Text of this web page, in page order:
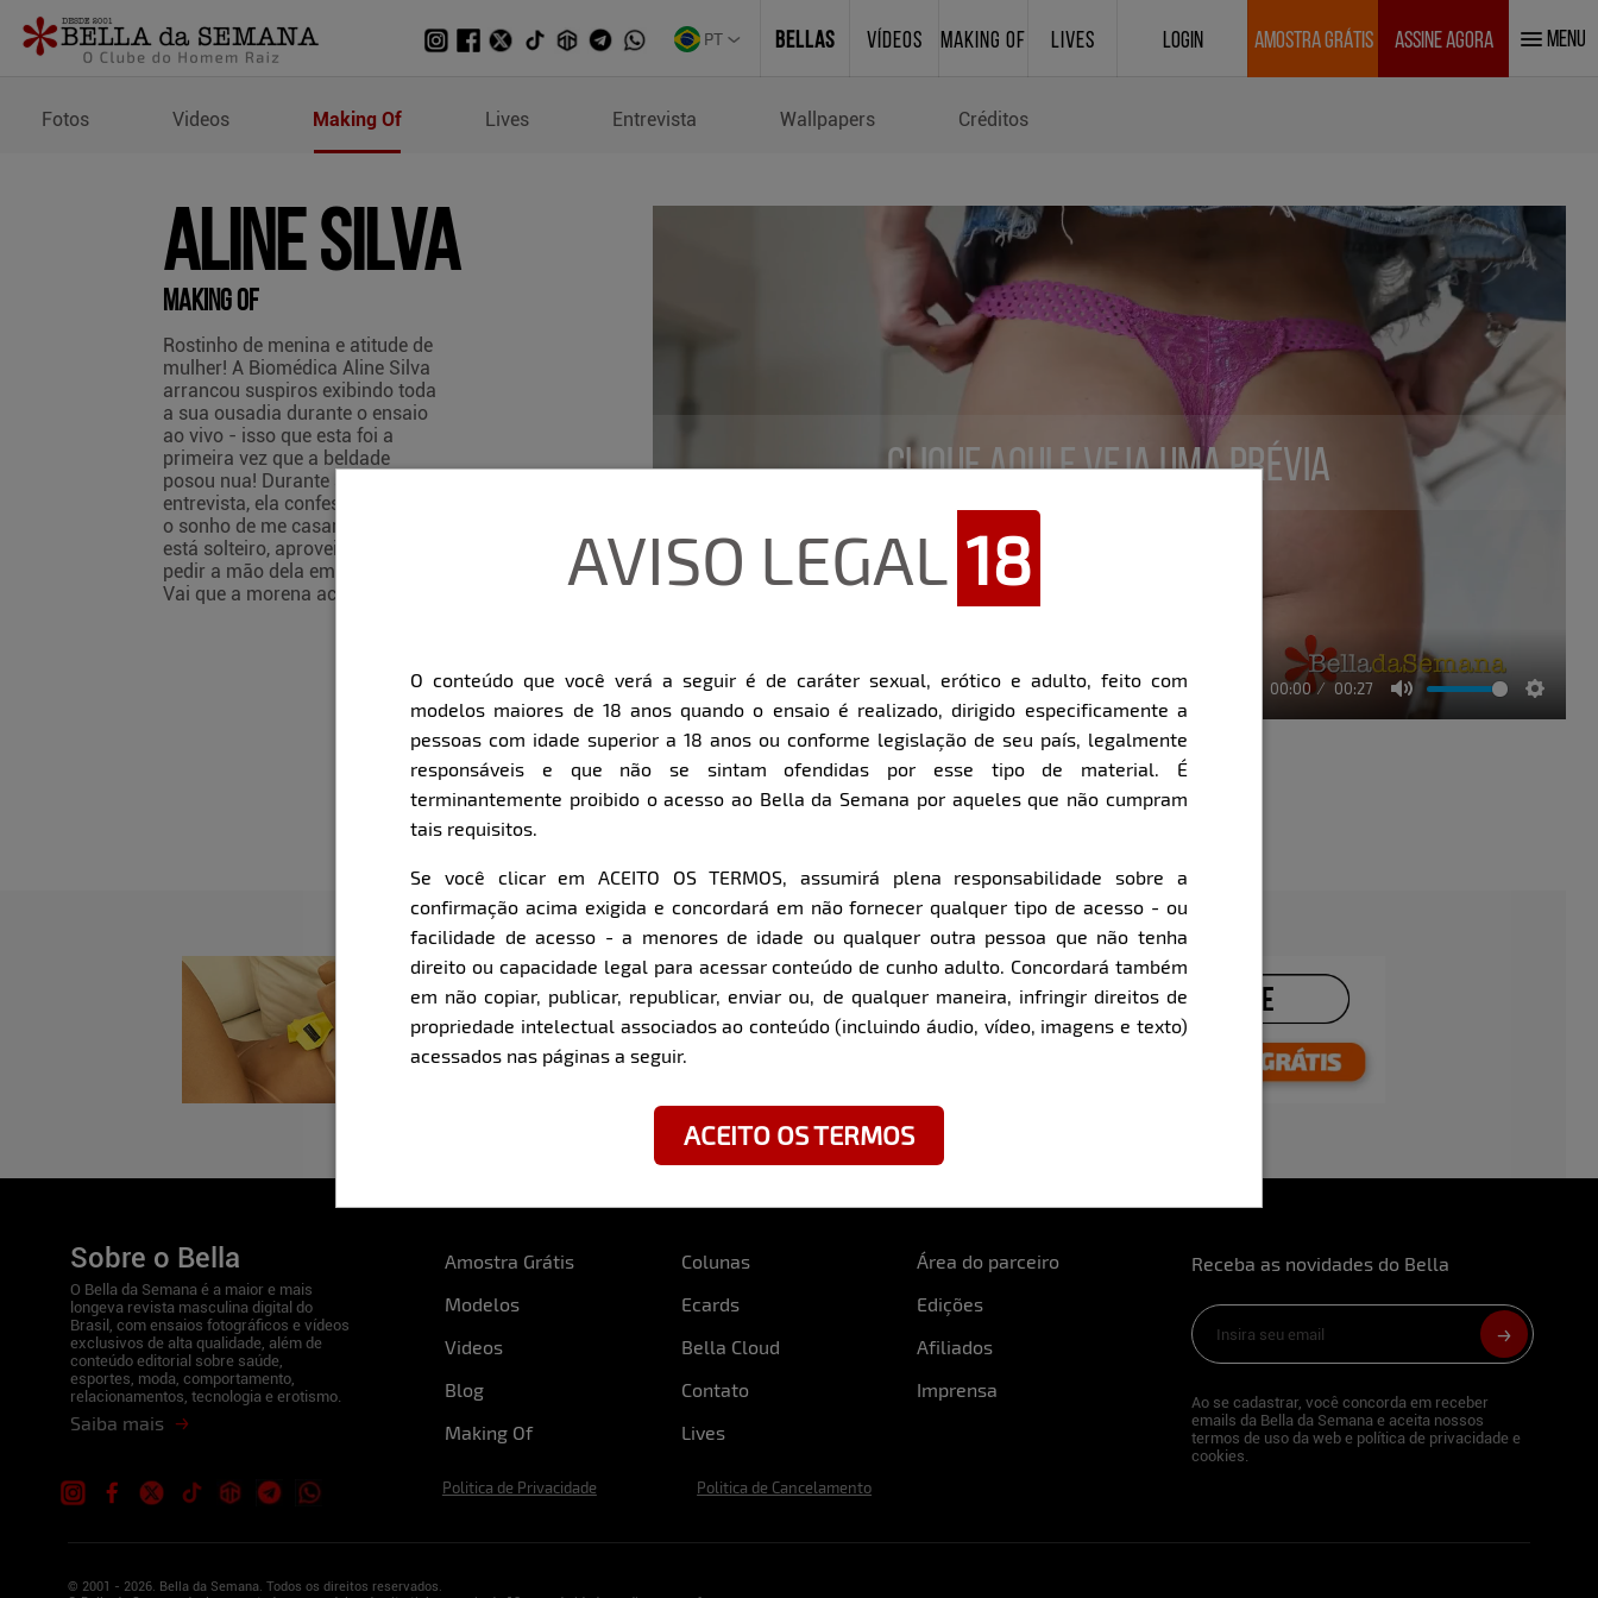
PT BELLAS VÍDEOS MAKING OF LIVES LOGIN AMOSTRA GRÁTIS ASSINE AGORA MENU
Making Of de Aline Silva
Fotos Videos Making Of Lives Entrevista Wallpapers Créditos
Aline Silva
Making Of
Rostinho de menina e atitude de
mulher! A Biomédica Aline Silva
arrancou suspiros exibindo toda
a sua ousadia durante o ensaio
ao vivo - isso que esta foi a
primeira vez que a beldade
posou nua! Durante a nossa
entrevista, ela confessou: “tenho
o sonho de me casar”. Se você
está solteiro, aproveite para
pedir a mão dela em casamento.
Vai que a morena aceita...
Clique aqui e veja uma prévia
RestartRewind
10s
Play Forward
10s
00:00 00:27
Mute
Download
AVISO LEGAL 18
O conteúdo que você verá a seguir é de caráter sexual, erótico e adulto, feito com
modelos maiores de 18 anos quando o ensaio é realizado, dirigido especificamente a
pessoas com idade superior a 18 anos ou conforme legislação de seu país, legalmente
responsáveis e que não se sintam ofendidas por esse tipo de material. É
terminantemente proibido o acesso ao Bella da Semana por aqueles que não cumpram
tais requisitos.
Se você clicar em ACEITO OS TERMOS, assumirá plena responsabilidade sobre a
confirmação acima exigida e concordará em não fornecer qualquer tipo de acesso - ou
facilidade de acesso - a menores de idade ou qualquer outra pessoa que não tenha
direito ou capacidade legal para acessar conteúdo de cunho adulto. Concordará também
em não copiar, publicar, republicar, enviar ou, de qualquer maneira, infringir direitos de
propriedade intelectual associados ao conteúdo (incluindo áudio, vídeo, imagens e texto)
acessados nas páginas a seguir.
ACEITO OS TERMOS
Sobre o Bella
O Bella da Semana é a maior e mais
longeva revista masculina digital do
Brasil, com ensaios fotográficos e vídeos
exclusivos de alta qualidade, além de
conteúdo editorial sobre saúde,
esportes, moda, comportamento,
relacionamentos, tecnologia e erotismo.
Saiba mais
Amostra Grátis Colunas
Área do parceiro
Modelos
Ecards
Edições
Videos
Bella Cloud
Afiliados
Blog
Contato
Imprensa
Making Of
Lives
Receba as novidades do Bella
Ao se cadastrar, você concorda em receber
emails da Bella da Semana e aceita nossos
termos de uso da web e política de privacidade e
cookies.
Politica de Privacidade Politica de Cancelamento
© 2001 - 2026. Bella da Semana. Todos os direitos reservados.